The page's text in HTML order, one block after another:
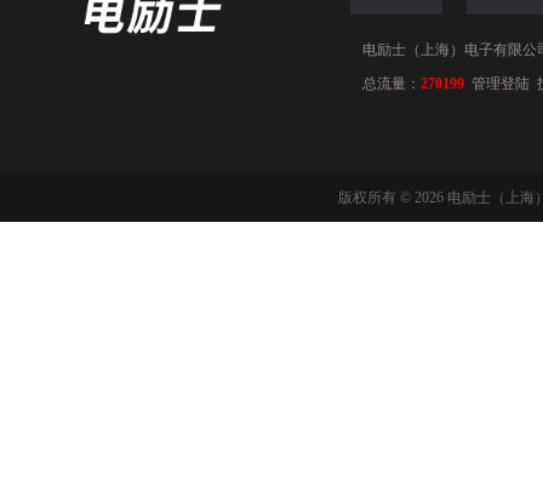
电励士（上海）电子有限公
总流量： 270199 管理登陆
版权所有 © 2026 电励士（上